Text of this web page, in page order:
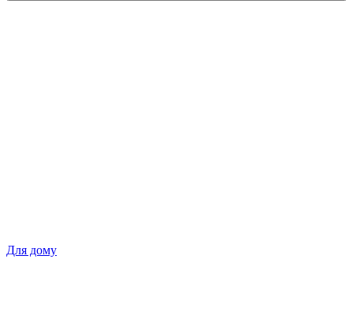
Для дому